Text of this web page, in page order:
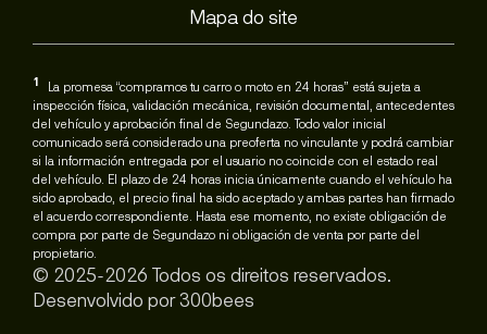
Mapa do site
1
La promesa “compramos tu carro o moto en 24 horas” está sujeta a
inspección física, validación mecánica, revisión documental, antecedentes
del vehículo y aprobación final de Segundazo. Todo valor inicial
comunicado será considerado una preoferta no vinculante y podrá cambiar
si la información entregada por el usuario no coincide con el estado real
del vehículo. El plazo de 24 horas inicia únicamente cuando el vehículo ha
sido aprobado, el precio final ha sido aceptado y ambas partes han firmado
el acuerdo correspondiente. Hasta ese momento, no existe obligación de
compra por parte de Segundazo ni obligación de venta por parte del
propietario.
© 2025-2026 Todos os direitos reservados.
Desenvolvido por300bees